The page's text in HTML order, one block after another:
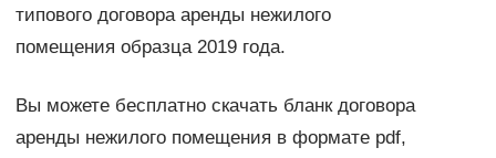
типового договора аренды нежилого
помещения образца 2019 года.
Вы можете бесплатно скачать бланк договора
аренды нежилого помещения в формате pdf,